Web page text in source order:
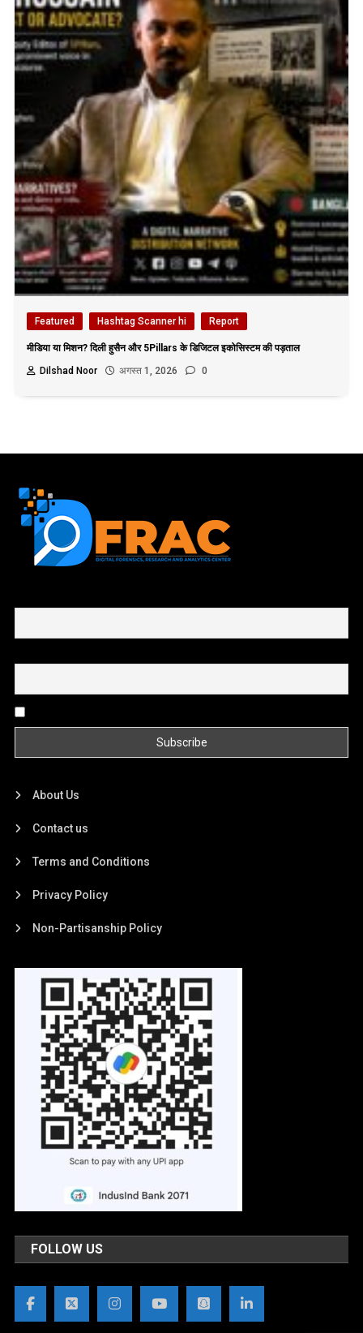
Featured Hashtag Scanner hi Report
मीडिया या मिशन? दिली हुसैन और 5Pillars के डिजिटल इकोसिस्टम की पड़ताल
Dilshad Noor
अगस्त 1, 2026 0
About Us
Contact us
Terms and Conditions
Privacy Policy
Non-Partisanship Policy
FOLLOW US